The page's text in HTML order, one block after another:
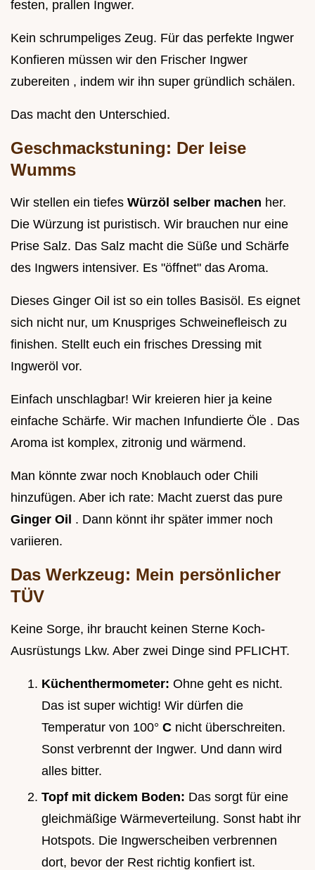
festen, prallen Ingwer.
Kein schrumpeliges Zeug. Für das perfekte Ingwer
Konfieren müssen wir den Frischer Ingwer
zubereiten , indem wir ihn super gründlich schälen.
Das macht den Unterschied.
Geschmackstuning: Der leise
Wumms
Wir stellen ein tiefes Würzöl selber machen her.
Die Würzung ist puristisch. Wir brauchen nur eine
Prise Salz. Das Salz macht die Süße und Schärfe
des Ingwers intensiver. Es "öffnet" das Aroma.
Dieses Ginger Oil ist so ein tolles Basisöl. Es eignet
sich nicht nur, um Knuspriges Schweinefleisch zu
finishen. Stellt euch ein frisches Dressing mit
Ingweröl vor.
Einfach unschlagbar! Wir kreieren hier ja keine
einfache Schärfe. Wir machen Infundierte Öle . Das
Aroma ist komplex, zitronig und wärmend.
Man könnte zwar noch Knoblauch oder Chili
hinzufügen. Aber ich rate: Macht zuerst das pure
Ginger Oil . Dann könnt ihr später immer noch
variieren.
Das Werkzeug: Mein persönlicher
TÜV
Keine Sorge, ihr braucht keinen Sterne Koch-
Ausrüstungs Lkw. Aber zwei Dinge sind PFLICHT.
Küchenthermometer: Ohne geht es nicht.
Das ist super wichtig! Wir dürfen die
Temperatur von 100° C nicht überschreiten.
Sonst verbrennt der Ingwer. Und dann wird
alles bitter.
Topf mit dickem Boden: Das sorgt für eine
gleichmäßige Wärmeverteilung. Sonst habt ihr
Hotspots. Die Ingwerscheiben verbrennen
dort, bevor der Rest richtig konfiert ist.